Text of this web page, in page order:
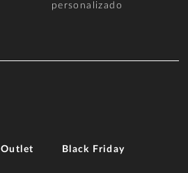
personalizado
Outlet Black Friday